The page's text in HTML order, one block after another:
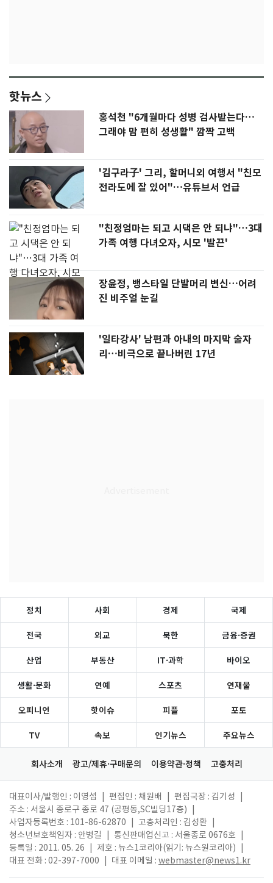
핫뉴스
홍석천 "6개월마다 성병 검사받는다…
그래야 맘 편히 성생활" 깜짝 고백
'김구라子' 그리, 할머니외 여행서 "친모
전라도에 잘 있어"…유튜브서 언급
"친정엄마는 되고 시댁은 안 되냐"…3대
가족 여행 다녀오자, 시모 '발끈'
장윤정, 뱅스타일 단발머리 변신…어려
진 비주얼 눈길
'일타강사' 남편과 아내의 마지막 술자
리…비극으로 끝나버린 17년
정치 사회 경제 국제
전국 외교 북한 금융·증권
산업 부동산 IT·과학 바이오
생활·문화 연예 스포츠 연재물
오피니언 핫이슈 피플 포토
TV 속보 인기뉴스 주요뉴스
회사소개 광고/제휴·구매문의 이용약관·정책 고충처리
대표이사/발행인 : 이영섭 편집인 : 채원배 편집국장 : 김기성
주소 : 서울시 종로구 종로 47 (공평동,SC빌딩17층)
사업자등록번호 : 101-86-62870
고충처리인 : 김성환
청소년보호책임자 : 안병길
통신판매업신고 : 서울종로 0676호
등록일 : 2011. 05. 26
제호 : 뉴스1코리아(읽기: 뉴스원코리아)
대표 전화 : 02-397-7000
대표 이메일 : webmaster@news1.kr